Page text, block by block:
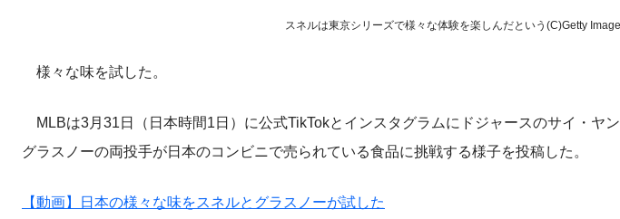
スネルは東京シリーズで様々な体験を楽しんだという(C)Getty
様々な味を試した。
MLBは3月31日（日本時間1日）に公式TikTokとインスタグラムにドジャースのサイ・ヤ
グラスノーの両投手が日本のコンビニで売られている食品に挑戦する様子を投稿した。
【動画】日本の様々な味をスネルとグラスノーが試した